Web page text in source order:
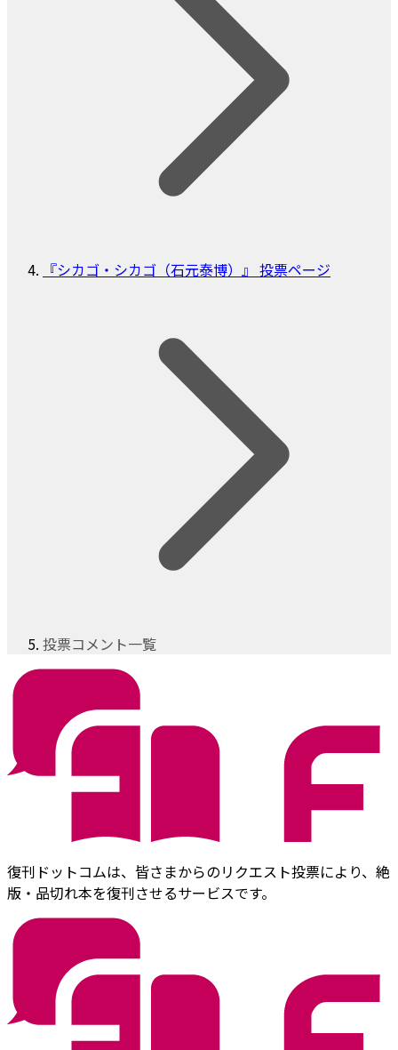
『シカゴ・シカゴ（石元泰博）』 投票ページ
投票コメント一覧
復刊ドットコムは、皆さまからのリクエスト投票により、絶
版・品切れ本を復刊させるサービスです。